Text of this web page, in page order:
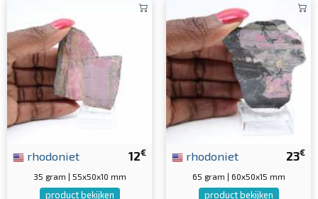
12€
rhodoniet
35 gram | 55x50x10 mm
product bekijken
23€
rhodoniet
65 gram | 60x50x15 mm
product bekijken